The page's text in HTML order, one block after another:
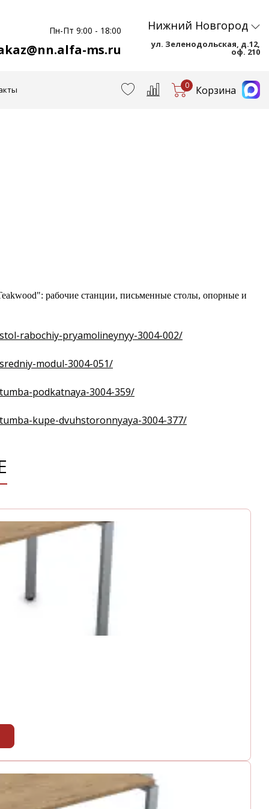
Пн-Пт 9:00 - 18:00
ms.ru
Нижний Новгород
ул. Зеленодольская, д.12,
оф. 210
0 Корзина
рабочие станции, письменные столы, опорные и
rabochiy-pryamolineynyy-3004-002/
modul-3004-051/
podkatnaya-3004-359/
kupe-dvuhstoronnyaya-3004-377/